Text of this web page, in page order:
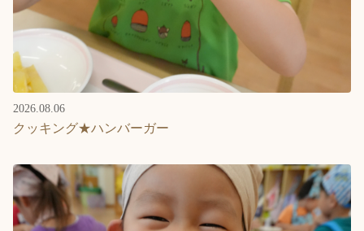
2026.08.06
クッキング★ハンバーガー